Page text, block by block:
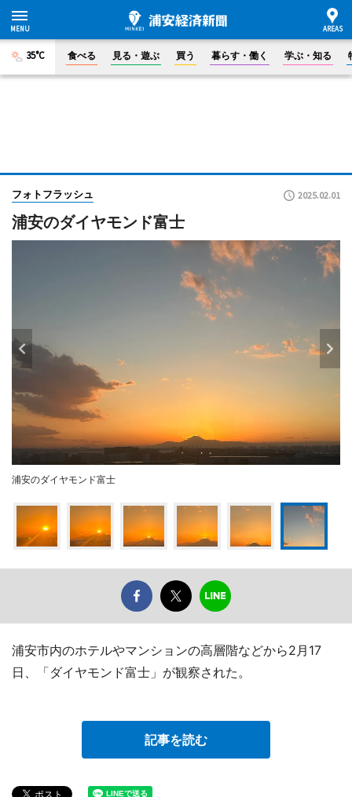
35°C 食べる 見る・遊ぶ 買う 暮らす・働く 学ぶ・知る
フォトフラッシュ 2025.02.01
浦安のダイヤモンド富士
浦安のダイヤモンド富士
浦安市内のホテルやマンションの高層階などから2月17
日、「ダイヤモンド富士」が観察された。
記事を読む